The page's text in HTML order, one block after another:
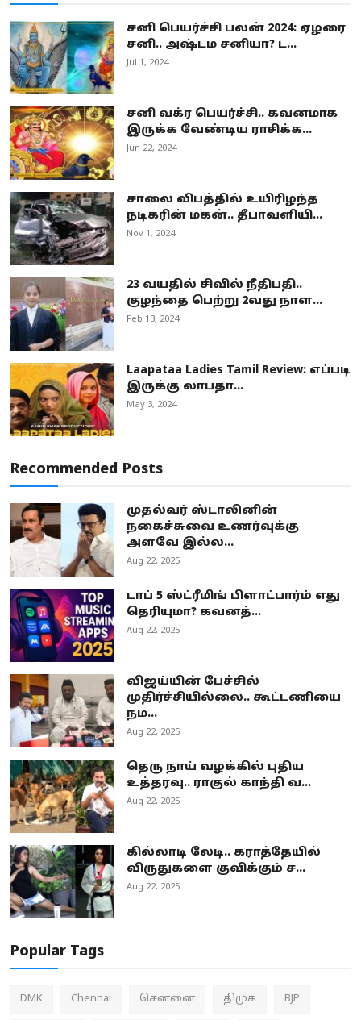
சனி பெயர்ச்சி பலன் 2024: ஏழரை
சனி.. அஷ்டம சனியா? ட...
Jul 1, 2024
சனி வக்ர பெயர்ச்சி.. கவனமாக
இருக்க வேண்டிய ராசிக்க...
Jun 22, 2024
சாலை விபத்தில் உயிரிழந்த
நடிகரின் மகன்.. தீபாவளியி...
Nov 1, 2024
23 வயதில் சிவில் நீதிபதி..
குழந்தை பெற்று 2வது நாள...
Feb 13, 2024
Laapataa Ladies Tamil Review: எப்படி
இருக்கு லாபதா...
May 3, 2024
Recommended Posts
முதல்வர் ஸ்டாலினின்
நகைச்சுவை உணர்வுக்கு
அளவே இல்ல...
Aug 22, 2025
டாப் 5 ஸ்ட்ரீமிங் பிளாட்பார்ம் எது
தெரியுமா? கவனத்...
Aug 22, 2025
விஜய்யின் பேச்சில்
முதிர்ச்சியில்லை.. கூட்டணியை
நம...
Aug 22, 2025
தெரு நாய் வழக்கில் புதிய
உத்தரவு.. ராகுல் காந்தி வ...
Aug 22, 2025
கில்லாடி லேடி.. கராத்தேயில்
விருதுகளை குவிக்கும் ச...
Aug 22, 2025
Popular Tags
DMK Chennai சென்னை திமுக BJP